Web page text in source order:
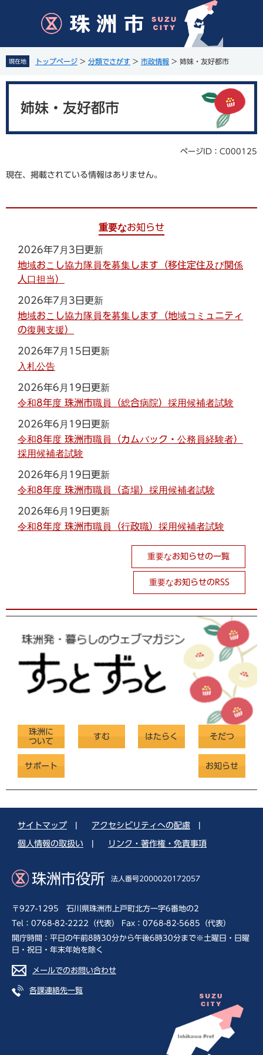
先
頭
で
を
飛
ば
現在地 トップページ > 分類でさがす > 市政情報 > 姉妹・友好都市
姉妹・友好都市
ページID：C000125
現在、掲載されている情報はありません。
重要なお知らせ
2026年7月3日更新
地域おこし協力隊員を募集します（移住定住及び関係
人口担当）
2026年7月3日更新
地域おこし協力隊員を募集します（地域コミュニティ
の復興支援）
2026年7月15日更新
入札公告
2026年6月19日更新
令和8年度 珠洲市職員（総合病院）採用候補者試験
2026年6月19日更新
令和8年度 珠洲市職員（カムバック・公務員経験者）
採用候補者試験
2026年6月19日更新
令和8年度 珠洲市職員（斎場）採用候補者試験
2026年6月19日更新
令和8年度 珠洲市職員（行政職）採用候補者試験
重要なお知らせの一覧
重要なお知らせのRSS
珠洲に
ついて
すむ はたらく そだつ
サポート お知らせ
サイトマップ アクセシビリティへの配慮
個人情報の取扱い リンク・著作権・免責事項
珠洲市役所 法人番号2000020172057
〒927-1295 石川県珠洲市上戸町北方一字6番地の2
Tel：0768-82-2222（代表） Fax：0768-82-5685（代表）
開庁時間：平日の午前8時30分から午後6時30分まで※土曜日・日曜
日・祝日・年末年始を除く
メールでのお問い合わせ
各課連絡先一覧